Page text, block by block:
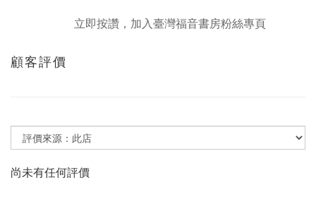
立即按讚，加入臺灣福音書房粉絲專頁
顧客評價
尚未有任何評價